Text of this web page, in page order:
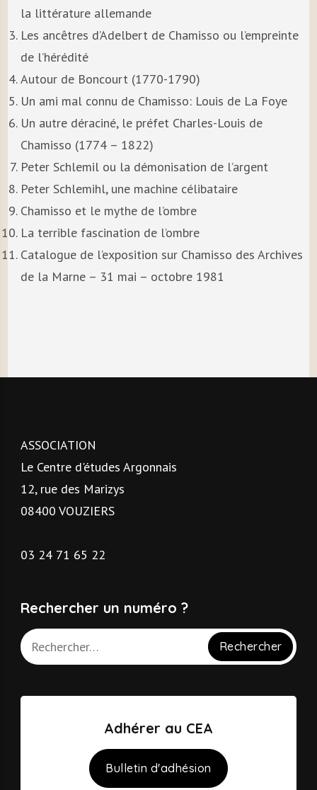
la littérature allemande
Les ancêtres d’Adelbert de Chamisso ou l’empreinte
de l’hérédité
Autour de Boncourt (1770-1790)
Un ami mal connu de Chamisso: Louis de La Foye
Un autre déraciné, le préfet Charles-Louis de
Chamisso (1774 – 1822)
Peter Schlemil ou la démonisation de l’argent
Peter Schlemihl, une machine célibataire
Chamisso et le mythe de l’ombre
La terrible fascination de l’ombre
Catalogue de l’exposition sur Chamisso des Archives
de la Marne – 31 mai – octobre 1981
ASSOCIATION
Le Centre d'études Argonnais
12, rue des Marizys
08400 VOUZIERS
03 24 71 65 22
Rechercher un numéro ?
Adhérer au CEA
Bulletin d'adhésion